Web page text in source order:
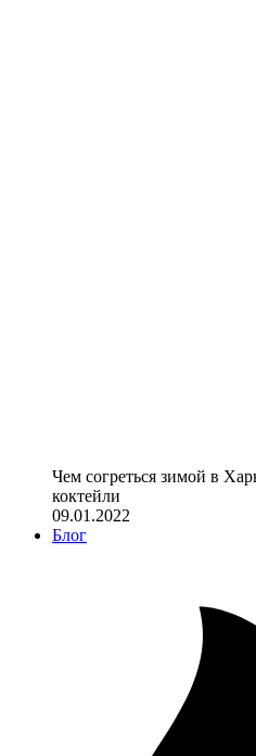
Чем согреться зимой в
коктейли
09.01.2022
Блог